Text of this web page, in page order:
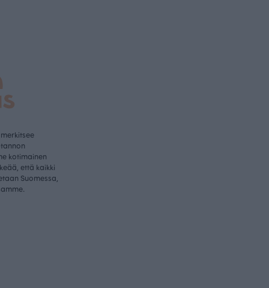
kotimainen
että kaikki
Suomessa,